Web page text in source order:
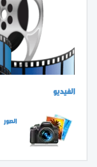
الفيديو
الصور